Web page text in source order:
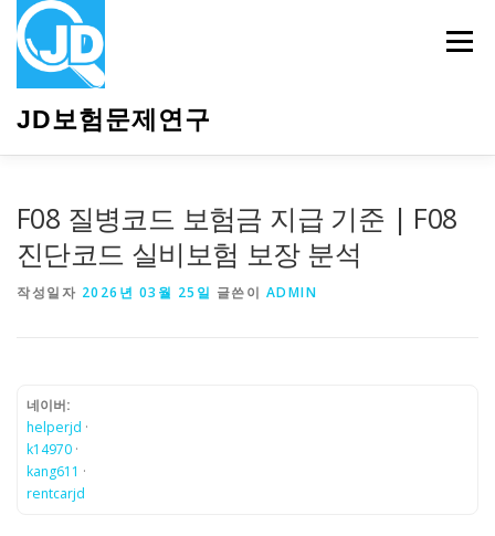
JD보험문제연구
메뉴
F08 질병코드 보험금 지급 기준 | F08
진단코드 실비보험 보장 분석
작성일자 2026년 03월 25일 글쓴이 ADMIN
네이버:
helperjd ·
k14970 ·
kang611 ·
rentcarjd